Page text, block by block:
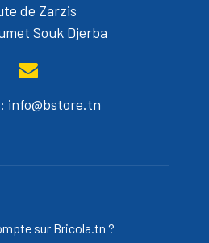
de Zarzis
Souk Djerba
info@bstore.tn
sur Bricola.tn ?